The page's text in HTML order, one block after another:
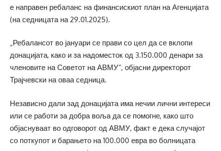
е направен ребаланс на финансискиот план на Агенцијата
(на седницата на 29.01.2025).
„Ребалансот во јануари се прави со цел да се вклопи
донацијата, како и за надоместок од 3.150.000 денари за
членовите на Советот на АВМУ“, објасни директорот
Трајчевски на оваа седница.
Независно дали зад донацијата има нечии лични интереси
или се работи за добра воља да се помогне, како што
објаснуваат во одговорот од АВМУ, факт е дека случајот
со поткупот и барањето на 100.000 евра во болницата